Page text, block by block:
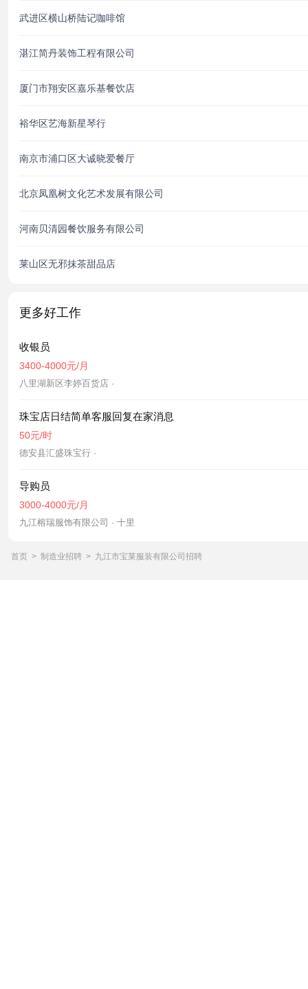
武进区横山桥陆记咖啡馆
湛江简丹装饰工程有限公司
厦门市翔安区嘉乐基餐饮店
裕华区艺海新星琴行
南京市浦口区大诚晓爱餐厅
北京凤凰树文化艺术发展有限公司
河南贝清园餐饮服务有限公司
莱山区无邪抹茶甜品店
更多好工作
收银员
3400-4000元/月
八里湖新区李婷百货店 ·
珠宝店日结简单客服回复在家消息
50元/时
德安县汇盛珠宝行 ·
导购员
3000-4000元/月
九江榕瑞服饰有限公司 · 十里
首页 > 制造业招聘 > 九江市宝莱服装有限公司招聘